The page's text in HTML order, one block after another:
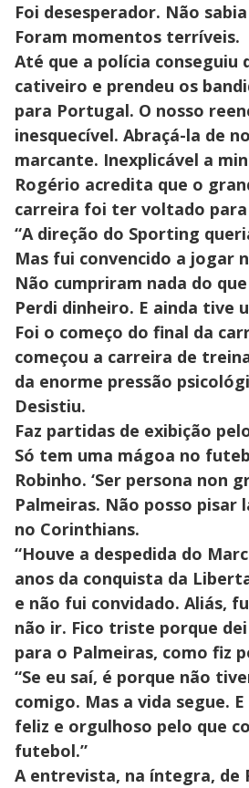
Foi desesperador. Não
Foram momentos terríveis.
Até que a polícia conseguiu
cativeiro e prendeu os
para Portugal. O nosso
inesquecível. Abraçá-la de
marcante. Inexplicável a
Rogério acredita que o
carreira foi ter voltado para
“A direção do Sporting
Mas fui convencido a jogar
Não cumpriram nada do
Perdi dinheiro. E ainda tive
Foi o começo do final da
começou a carreira de
da enorme pressão
Desistiu.
Faz partidas de exibição
Só tem uma mágoa no
Robinho. ‘Ser persona non
Palmeiras. Não posso pisar
no Corinthians.
“Houve a despedida do
anos da conquista da
e não fui convidado. Aliás,
não ir. Fico triste porque
para o Palmeiras, como fiz
“Se eu saí, é porque não
comigo. Mas a vida segue.
feliz e orgulhoso pelo que
futebol.”
A entrevista, na íntegra, de